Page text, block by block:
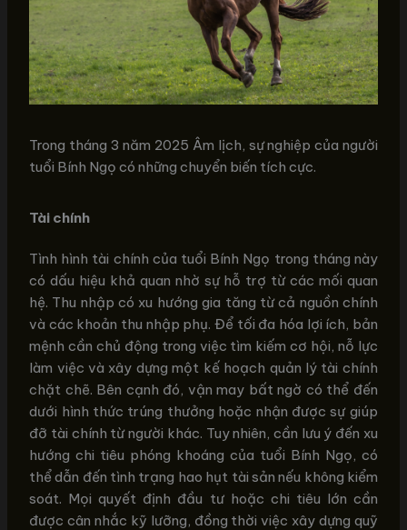
Trong tháng 3 năm 2025 Âm lịch, sự nghiệp của người
tuổi Bính Ngọ có những chuyển biến tích cực.
Tài chính
Tình hình tài chính của tuổi Bính Ngọ trong tháng này
có dấu hiệu khả quan nhờ sự hỗ trợ từ các mối quan
hệ. Thu nhập có xu hướng gia tăng từ cả nguồn chính
và các khoản thu nhập phụ. Để tối đa hóa lợi ích, bản
mệnh cần chủ động trong việc tìm kiếm cơ hội, nỗ lực
làm việc và xây dựng một kế hoạch quản lý tài chính
chặt chẽ. Bên cạnh đó, vận may bất ngờ có thể đến
dưới hình thức trúng thưởng hoặc nhận được sự giúp
đỡ tài chính từ người khác. Tuy nhiên, cần lưu ý đến xu
hướng chi tiêu phóng khoáng của tuổi Bính Ngọ, có
thể dẫn đến tình trạng hao hụt tài sản nếu không kiểm
soát. Mọi quyết định đầu tư hoặc chi tiêu lớn cần
được cân nhắc kỹ lưỡng, đồng thời việc xây dựng quỹ